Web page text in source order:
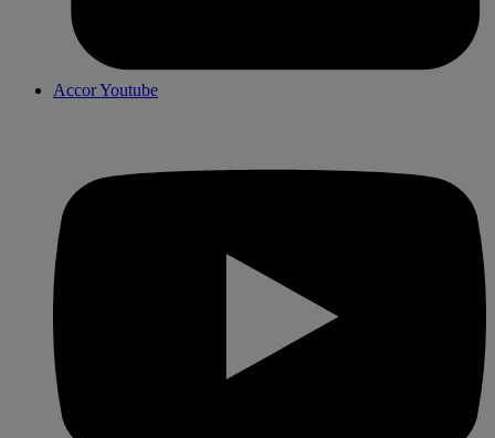
Accor Youtube